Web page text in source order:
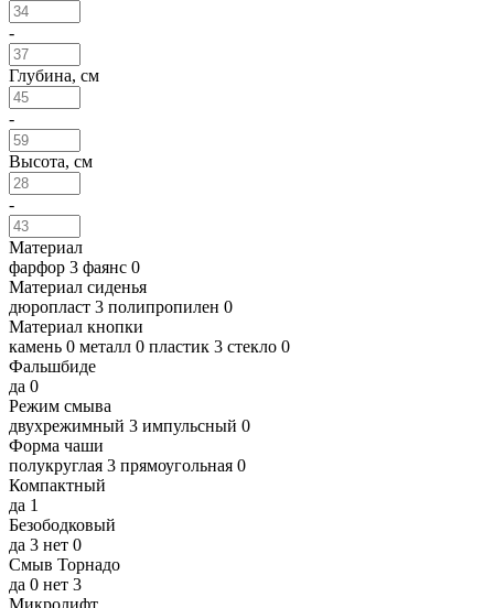
-
Глубина, см
-
Высота, см
-
Материал
фарфор 3 фаянс 0
Материал сиденья
дюропласт 3 полипропилен 0
Материал кнопки
камень 0 металл 0 пластик 3 стекло 0
Фальшбиде
да 0
Режим смыва
двухрежимный 3 импульсный 0
Форма чаши
полукруглая 3 прямоугольная 0
Компактный
да 1
Безободковый
да 3 нет 0
Смыв Торнадо
да 0 нет 3
Микролифт